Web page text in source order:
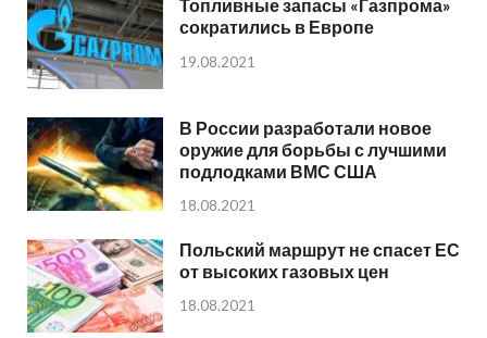
Топливные запасы «Газпрома»
сократились в Европе
19.08.2021
В России разработали новое
оружие для борьбы с лучшими
подлодками ВМС США
18.08.2021
Польский маршрут не спасет ЕС
от высоких газовых цен
18.08.2021